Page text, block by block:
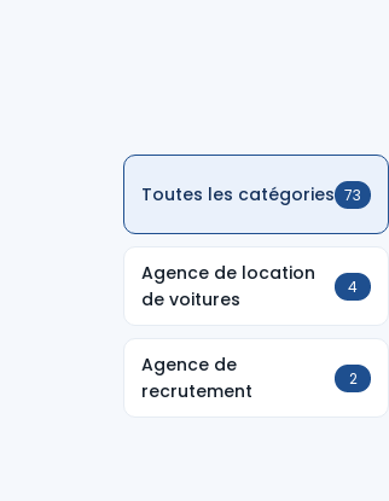
Toutes les catégories 73
Agence de location
de voitures
4
Agence de
recrutement
2